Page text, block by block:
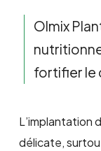
Olmix
fortifier le
L’implantation
délicate,